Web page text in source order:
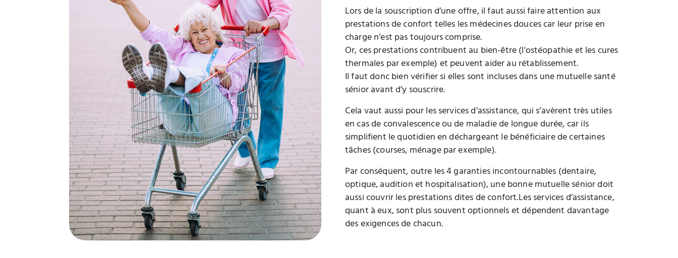
Lors de la souscription d’une offre, il faut aussi faire attention aux
prestations de confort telles les médecines douces car leur prise en
charge n’est pas toujours comprise.
Or, ces prestations contribuent au bien-être (l'ostéopathie et les cures
thermales par exemple) et peuvent aider au rétablissement.
Il faut donc bien vérifier si elles sont incluses dans une mutuelle santé
sénior avant d’y souscrire.
Cela vaut aussi pour les services d’assistance, qui s’avèrent très utiles
en cas de convalescence ou de maladie de longue durée, car ils
simplifient le quotidien en déchargeant le bénéficiaire de certaines
tâches (courses, ménage par exemple).
Par conséquent, outre les 4 garanties incontournables (dentaire,
optique, audition et hospitalisation), une bonne mutuelle sénior doit
aussi couvrir les prestations dites de confort.Les services d’assistance,
quant à eux, sont plus souvent optionnels et dépendent davantage
des exigences de chacun.